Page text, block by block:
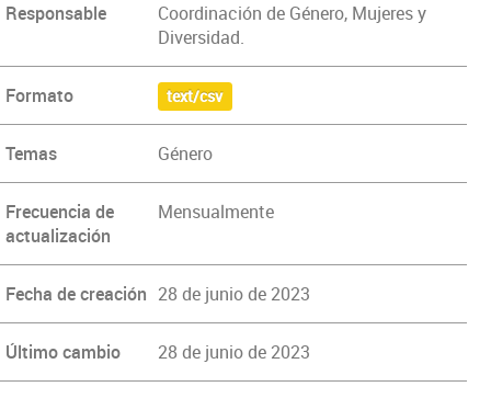
Responsable
Coordinación de Género, Mujeres y
Diversidad.
Formato text/csv
Temas Género
Frecuencia de
actualización
Mensualmente
Fecha de creación 28 de junio de 2023
Último cambio 28 de junio de 2023